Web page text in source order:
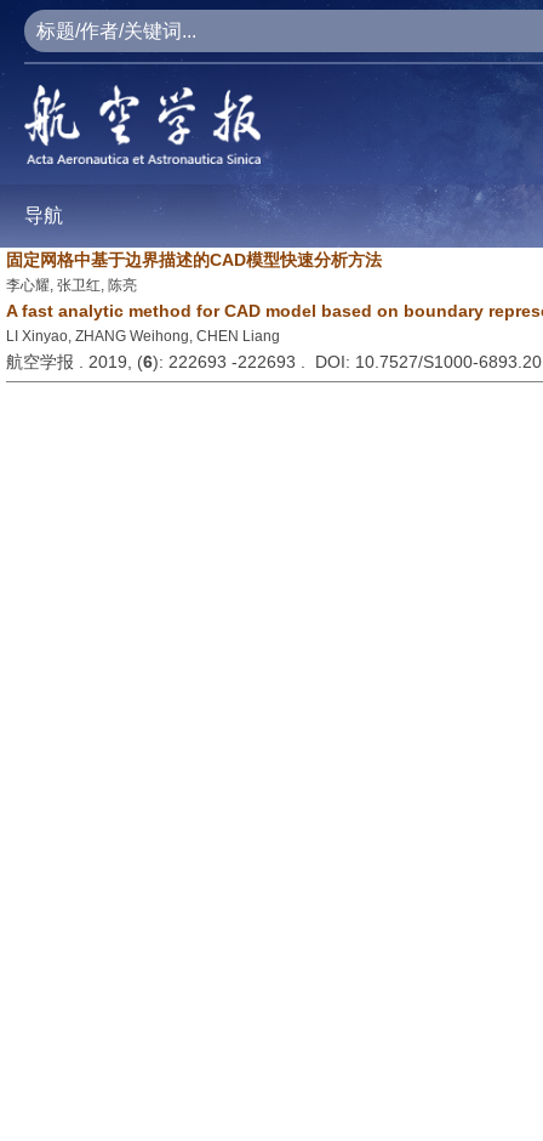
导航
固定网格中基于边界描述的CAD模型快速分析方法
李心耀, 张卫红, 陈亮
A fast analytic method for CAD model based on boundary
LI Xinyao, ZHANG Weihong, CHEN Liang
航空学报 . 2019, (6): 222693 -222693 . DOI: 10.7527/S1000-